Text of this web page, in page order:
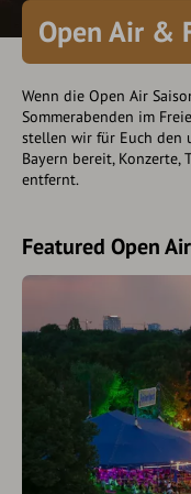
Open Air &
Wenn die Open Air
Sommerabenden im
stellen wir für Euch den
Bayern bereit,
entfernt.
Featured Open Air